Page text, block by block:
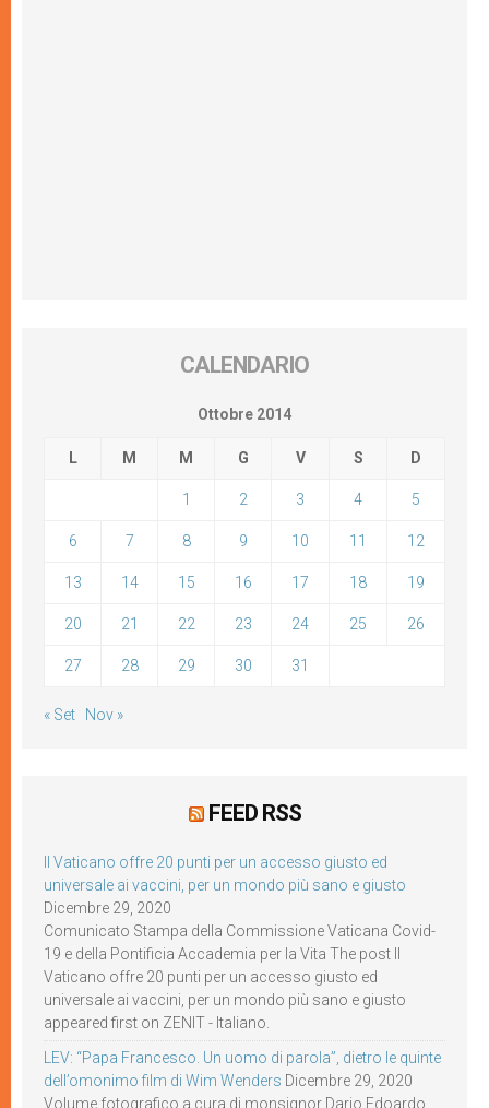
CALENDARIO
Ottobre 2014
L M M G V S D
1 2 3 4 5
6 7 8 9 10 11 12
13 14 15 16 17 18 19
20 21 22 23 24 25 26
27 28 29 30 31
« Set Nov »
FEED RSS
Il Vaticano offre 20 punti per un accesso giusto ed
universale ai vaccini, per un mondo più sano e giusto
Dicembre 29, 2020
Comunicato Stampa della Commissione Vaticana Covid-
19 e della Pontificia Accademia per la Vita The post Il
Vaticano offre 20 punti per un accesso giusto ed
universale ai vaccini, per un mondo più sano e giusto
appeared first on ZENIT - Italiano.
LEV: “Papa Francesco. Un uomo di parola”, dietro le quinte
dell’omonimo film di Wim Wenders Dicembre 29, 2020
Volume fotografico a cura di monsignor Dario Edoardo